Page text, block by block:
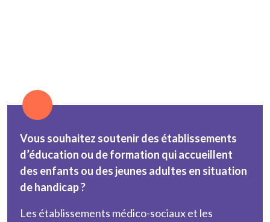
Vous souhaitez soutenir des établissements
d’éducation ou de formation qui accueillent
des enfants ou des jeunes adultes en situation
de handicap ?
Les établissements médico-sociaux et les